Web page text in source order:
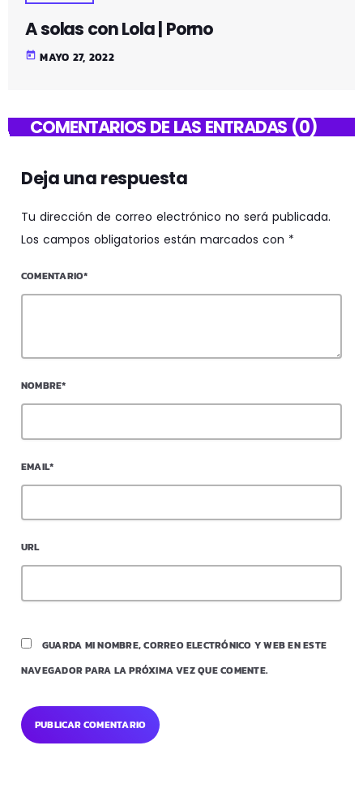
A solas con Lola | Porno
today MAYO 27, 2022
COMENTARIOS DE LAS ENTRADAS (0)
Deja una respuesta
Tu dirección de correo electrónico no será publicada.
Los campos obligatorios están marcados con *
COMENTARIO*
NOMBRE*
EMAIL*
URL
GUARDA MI NOMBRE, CORREO ELECTRÓNICO Y WEB EN ESTE
NAVEGADOR PARA LA PRÓXIMA VEZ QUE COMENTE.